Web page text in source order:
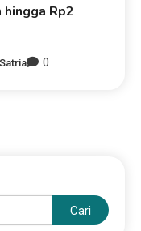
hingga Rp2
Satria 0
Cari